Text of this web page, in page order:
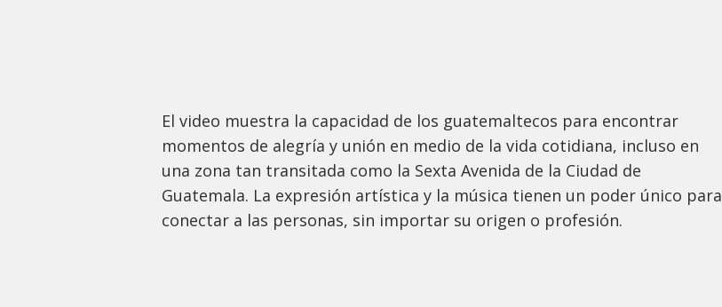
El video muestra la capacidad de los guatemaltecos para encontrar
momentos de alegría y unión en medio de la vida cotidiana, incluso en
una zona tan transitada como la Sexta Avenida de la Ciudad de
Guatemala. La expresión artística y la música tienen un poder único para
conectar a las personas, sin importar su origen o profesión.